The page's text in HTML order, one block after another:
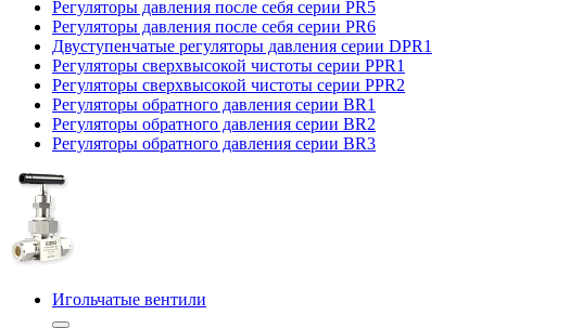
Регуляторы давления после себя серии PR5
Регуляторы давления после себя серии PR6
Двуступенчатые регуляторы давления серии DPR1
Регуляторы сверхвысокой чистоты серии PPR1
Регуляторы сверхвысокой чистоты серии PPR2
Регуляторы обратного давления серии BR1
Регуляторы обратного давления серии BR2
Регуляторы обратного давления серии BR3
Игольчатые вентили